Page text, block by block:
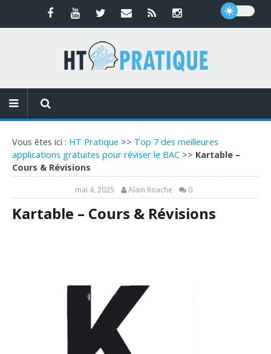
Vous êtes ici : HT Pratique >> Top 7 des meilleures
applications gratuites pour réviser le BAC >> Kartable –
Cours & Révisions
mai 4, 2025 Alain Roache 0
Kartable – Cours & Révisions